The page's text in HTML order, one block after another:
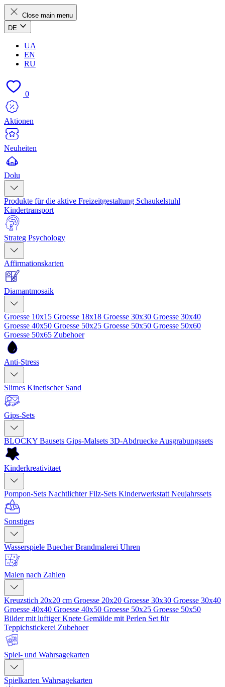
Close main menu
DE
UA
EN
RU
0
Aktionen
Neuheiten
Dolu
Produkte für die aktive Freizeitgestaltung Schaukelstuhl
Kindertransport
Strateg Psychology
Affirmationskarten
Diamantmosaik
Groesse 10x15 Groesse 18x18 Groesse 30x30 Groesse 30x40
Groesse 40x50 Groesse 50x25 Groesse 50x50 Groesse 50x60
Groesse 50x65 Zubehoer
Anti-Stress
Slimes Kinetischer Sand
Gips-Sets
BLOCKY Bausets Gips-Malsets 3D-Abdruecke Ausgrabungssets
Kinderkreativitaet
Pompon-Sets NachtlichterFilz-Sets Kinderwerkstatt Neujahrssets
Sonstiges
Wasserspiele BuecherBrandmalerei Uhren
Malen nach Zahlen
Kreuzstich 20x20 cm Groesse 20x20 Groesse 30x30 Groesse 30x40
Groesse 40x40 Groesse 40x50 Groesse 50x25 Groesse 50x50
Bilder mit luftiger Knete Gemälde mit Perlen Set für
Teppichstickerei Zubehoer
Spiel- und Wahrsagekarten
Spielkarten Wahrsagekarten